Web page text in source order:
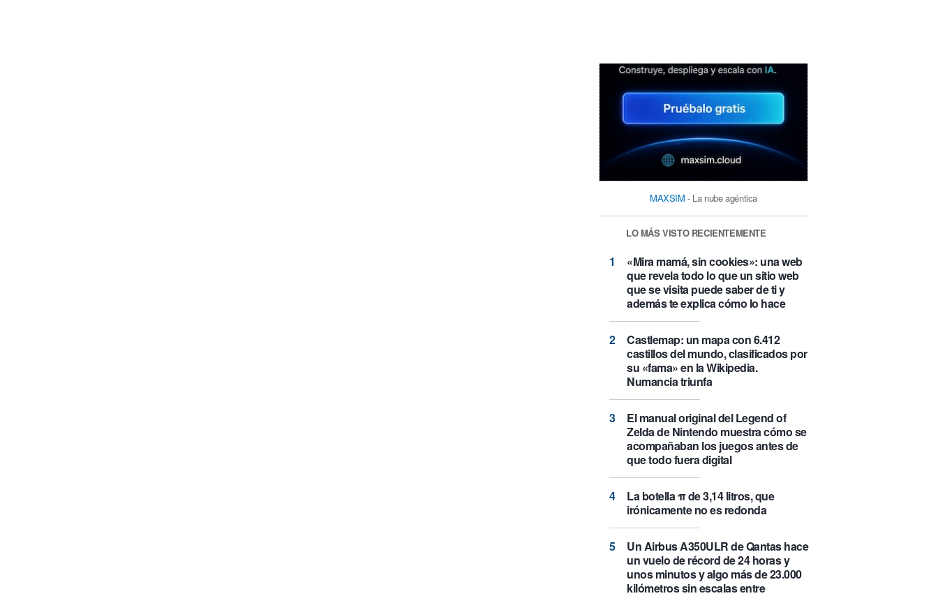
MAXSIM - La nube agéntica
LO MÁS VISTO RECIENTEMENTE
«Mira mamá, sin cookies»: una web
que revela todo lo que un sitio web
que se visita puede saber de ti y
además te explica cómo lo hace
Castlemap: un mapa con 6.412
castillos del mundo, clasificados por
su «fama» en la Wikipedia.
Numancia triunfa
El manual original del Legend of
Zelda de Nintendo muestra cómo se
acompañaban los juegos antes de
que todo fuera digital
La botella π de 3,14 litros, que
irónicamente no es redonda
Un Airbus A350ULR de Qantas hace
un vuelo de récord de 24 horas y
unos minutos y algo más de 23.000
kilómetros sin escalas entre